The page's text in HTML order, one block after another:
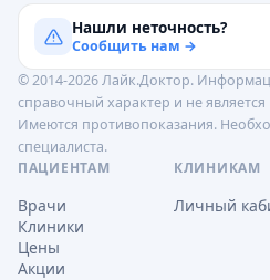
Нашли неточность?
Сообщить нам →
© 2014-2026 Лайк.Доктор.
справочный характер и не
Имеются противопоказания.
специалиста.
ПАЦИЕНТАМ
Врачи
Клиники
Цены
Акции
КЛИНИКАМ
Личный